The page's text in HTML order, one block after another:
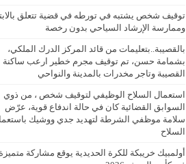
توقيف شخص يشتبه في تورطه في قضية تتعلق
وممارسة الإرشاد السياحي بدون رخصة
بالقصيبة..بتعليمات من قائد المركز الدرك الملكي،
بشمامة حسن، تم توقيف مجرم خطير ارعب ساكنة
القصيبة وتاجر مخدرات بالمدينة والنواحي
استعمال السلاح الوظيفي لتوقيف شخص ، من ذوي
السوابق القضائية كان في حالة اندفاع قوية، عرّض
سلامة موظفي الشرطة لتهديد جدي ووشيك
السلاح
أولمبيك خريبكة للكرة الحديدية يوقع مشاركة متميزة